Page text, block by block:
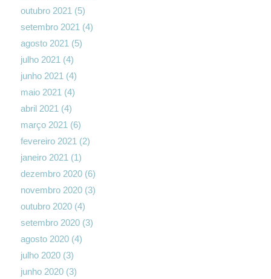
outubro 2021 (5)
setembro 2021 (4)
agosto 2021 (5)
julho 2021 (4)
junho 2021 (4)
maio 2021 (4)
abril 2021 (4)
março 2021 (6)
fevereiro 2021 (2)
janeiro 2021 (1)
dezembro 2020(6)
novembro 2020(3)
outubro 2020(4)
setembro 2020(3)
agosto 2020(4)
julho 2020(3)
junho 2020(3)